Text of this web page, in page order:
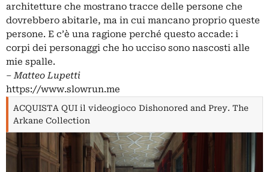
architetture che mostrano tracce delle persone che
dovrebbero abitarle, ma in cui mancano proprio queste
persone. E c’è una ragione perché questo accade: i
corpi dei personaggi che ho ucciso sono nascosti alle
mie spalle.
‒Matteo Lupetti
https://www.slowrun.me
ACQUISTA QUI il videogioco Dishonored and Prey. The
Arkane Collection